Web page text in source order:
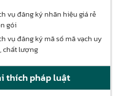
vụ đăng ký nhãn hiệu giá rẻ
gói
vụ đăng ký mã số mã vạch uy
chất lượng
thích pháp luật